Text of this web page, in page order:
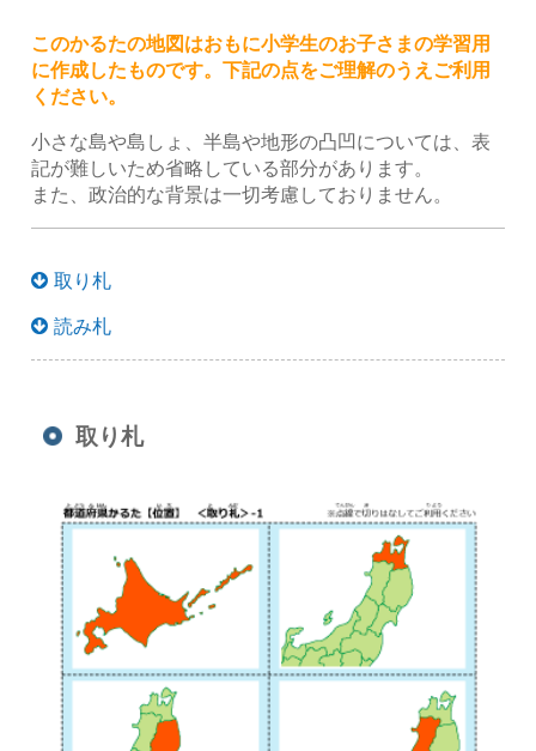
このかるたの地図はおもに小学生のお子さまの学習用
に作成したものです。下記の点をご理解のうえご利用
ください。
小さな島や島しょ、半島や地形の凸凹については、表
記が難しいため省略している部分があります。
また、政治的な背景は一切考慮しておりません。
取り札
読み札
取り札